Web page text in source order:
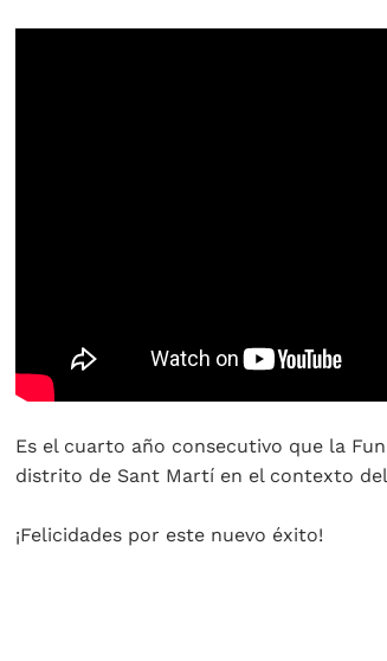
Es el cuarto año consecutivo que la
distrito de Sant Martí en el contexto del
¡Felicidades por este nuevo éxito!